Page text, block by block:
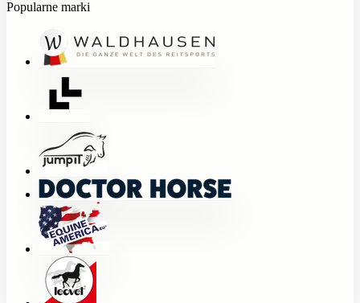
Popularne marki